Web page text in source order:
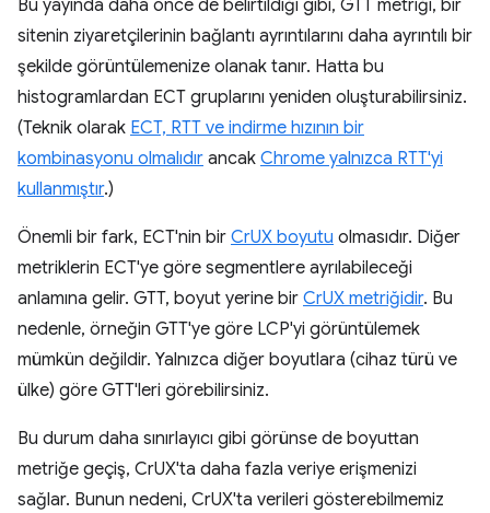
Bu yayında daha önce de belirtildiği gibi, GTT metriği, bir
sitenin ziyaretçilerinin bağlantı ayrıntılarını daha ayrıntılı bir
şekilde görüntülemenize olanak tanır. Hatta bu
histogramlardan ECT gruplarını yeniden oluşturabilirsiniz.
(Teknik olarak ECT, RTT ve indirme hızının bir
kombinasyonu olmalıdır ancak Chrome yalnızca RTT'yi
kullanmıştır.)
Önemli bir fark, ECT'nin bir CrUX boyutu olmasıdır. Diğer
metriklerin ECT'ye göre segmentlere ayrılabileceği
anlamına gelir. GTT, boyut yerine bir CrUX metriğidir. Bu
nedenle, örneğin GTT'ye göre LCP'yi görüntülemek
mümkün değildir. Yalnızca diğer boyutlara (cihaz türü ve
ülke) göre GTT'leri görebilirsiniz.
Bu durum daha sınırlayıcı gibi görünse de boyuttan
metriğe geçiş, CrUX'ta daha fazla veriye erişmenizi
sağlar. Bunun nedeni, CrUX'ta verileri gösterebilmemiz